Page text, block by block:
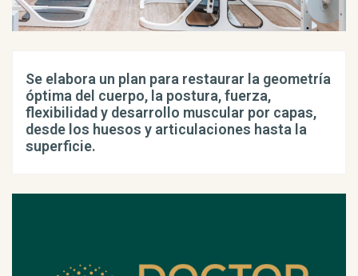
Se elabora un plan para restaurar la geometría
óptima del cuerpo, la postura, fuerza,
flexibilidad y desarrollo muscular por capas,
desde los huesos y articulaciones hasta la
superficie.